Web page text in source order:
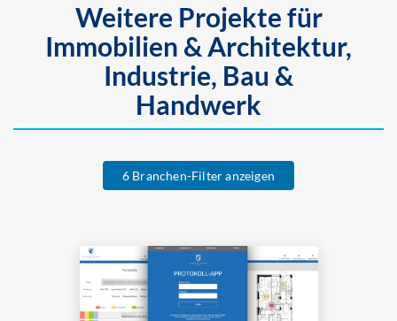
Weitere Projekte für
Immobilien & Architektur,
Industrie, Bau &
Handwerk
6 Branchen-Filter anzeigen